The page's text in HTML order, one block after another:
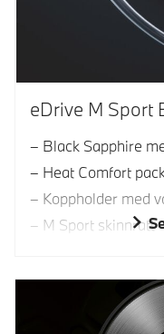
eDrive M Sport
Black Sapphire
Heat Comfort
Koppholder med
M Sport skinnratt